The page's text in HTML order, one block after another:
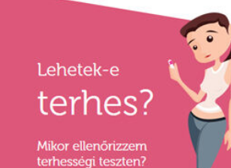
Mekkora az ökológiai
lábnyomod?
#Betegségek
Elsősegély
tudásteszt